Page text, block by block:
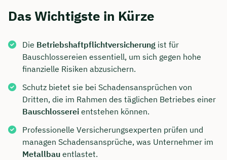
Das Wichtigste in Kürze
Die Betriebshaftpflichtversicherung ist für
Bauschlossereien essentiell, um sich gegen hohe
finanzielle Risiken abzusichern.
Schutz bietet sie bei Schadensansprüchen von
Dritten, die im Rahmen des täglichen Betriebes einer
Bauschlosserei entstehen können.
Professionelle Versicherungsexperten prüfen und
managen Schadensansprüche, was Unternehmer im
Metallbau entlastet.